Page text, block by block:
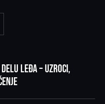
leđa – uzroci,